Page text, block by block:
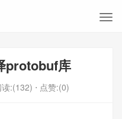
protobuf库
读:(132) ⋅ 点赞:(0)